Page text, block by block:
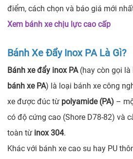
điểm, cách chọn và báo giá mới
Xem bánh xe chịu lực cao cấp
Bánh Xe Đẩy Inox PA Là Gì?
Bánh xe đẩy inox PA(hay còn gọi là
bánh xe PA) là loại bánh xe công
xe được đúc từ polyamide (PA) –
có độ cứng cao (Shore D78-82) và
toàn từ inox 304.
Khác với bánh xe cao su hay PU